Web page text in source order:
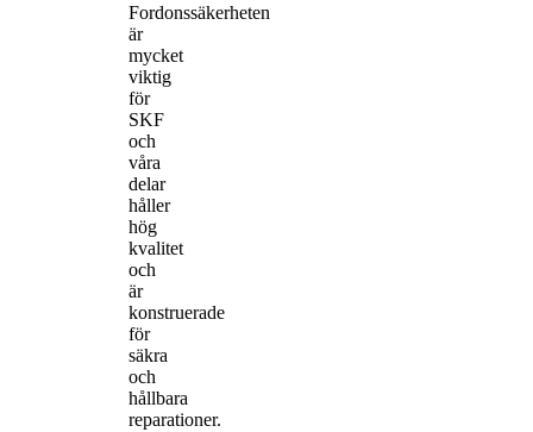
Fordonssäkerheten
är
mycket
viktig
för
SKF
och
våra
delar
håller
hög
kvalitet
och
är
konstruerade
för
säkra
och
hållbara
reparationer.